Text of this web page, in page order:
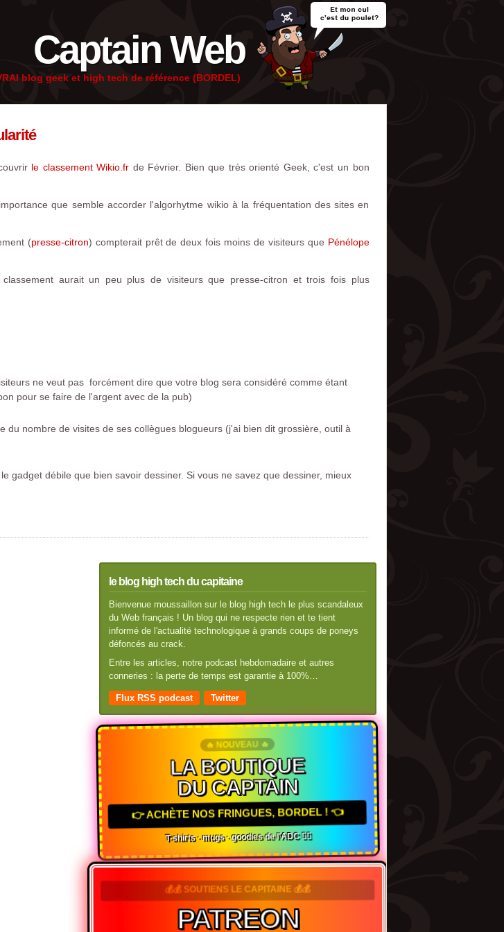
Captain Web
blog geek et high tech de référence (BORDEL)
le classement Wikio.fr de Février. Bien que très orienté Geek, c'est un bon
que semble accorder l'algorhytme wikio à la fréquentation des sites en
(presse-citron) compterait prêt de deux fois moins de visiteurs que Pénélope
aurait un peu plus de visiteurs que presse-citron et trois fois plus
ne veut pas forcément dire que votre blog sera considéré comme étant
pour se faire de l'argent avec de la pub)
nombre de visites de ses collègues blogueurs (j'ai bien dit grossière, outil à
gadget débile que bien savoir dessiner. Si vous ne savez que dessiner, mieux
le blog high tech du capitaine
Bienvenue moussaillon sur le blog high tech le plus scandaleux
du Web français ! Un blog qui ne respecte rien et te tient
informé de l'actualité technologique à grands coups de poneys
défoncés au crack.
Entre les articles, notre podcast hebdomadaire et autres
conneries : la perte de temps est garantie à 100%…
Flux RSS podcast Twitter
🔥 NOUVEAU 🔥
LA BOUTIQUE
DU CAPTAIN
👉 ACHÈTE NOS FRINGUES, BORDEL ! 👈
T-shirts · mugs · goodies de l'ADC 🏴‍☠️
💰💰 SOUTIENS LE CAPITAINE 💰💰
PATREON